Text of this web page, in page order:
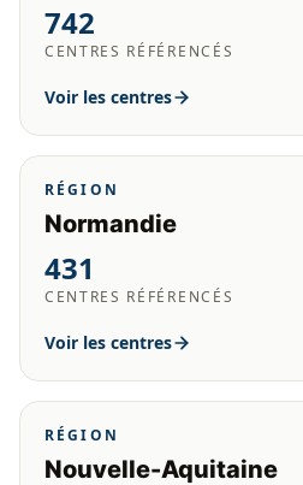
742
CENTRES RÉFÉRENCÉS
Voir les centres
RÉGION
Normandie
431
CENTRES RÉFÉRENCÉS
Voir les centres
RÉGION
Nouvelle-Aquitaine